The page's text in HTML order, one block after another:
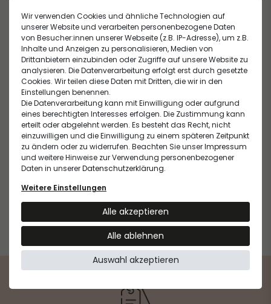
1.545,45 € / Liter, inkl. MwSt.
Nagellack Orange coral
17,00 €
Nagellack Light pink
17,00 €
1.545,45 € / Liter, inkl. MwSt.
Wir verwenden Cookies und ähnliche Technologien auf
unserer Website und verarbeiten personenbezogene Daten
von Besucher:innen unserer Webseite (z.B. IP-Adresse), um z.B.
Inhalte und Anzeigen zu personalisieren, Medien von
Drittanbietern einzubinden oder Zugriffe auf unsere Website zu
analysieren. Die Datenverarbeitung erfolgt erst durch gesetzte
Cookies. Wir teilen diese Daten mit Dritten, die wir in den
Einstellungen benennen.
Die Datenverarbeitung kann mit Einwilligung oder aufgrund
eines berechtigten Interesses erfolgen. Die Zustimmung kann
erteilt oder abgelehnt werden. Es besteht das Recht, nicht
einzuwilligen und die Einwilligung zu einem späteren Zeitpunkt
zu ändern oder zu widerrufen. Beachten Sie unserImpressum
und weitere Hinweise zur Verwendung personenbezogener
Daten in unsererDaten­schutz­erklärung.
Weitere Einstellungen
Alle akzeptieren
Alle ablehnen
Auswahl akzeptieren